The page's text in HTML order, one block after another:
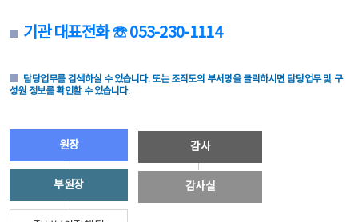
기관 대표전화 ☏ 053-230-1114
담당업무를 검색하실 수 있습니다. 또는 조직도의 부서명을 클릭하시면 담당업무 및 구
성원 정보를 확인할 수 있습니다.
원장
부원장
감사
감사실